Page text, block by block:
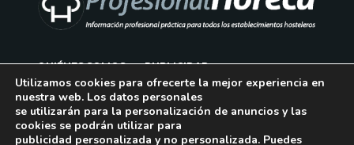
QUIÉNES SOMOS PUBLICIDAD
AVISO LEGAL
POLÍTICA DE COOKIES
Utilizamos cookies para ofrecerte la mejor experiencia en
nuestra web. Los datos personales
se utilizarán para la personalización de anuncios y las
cookies se podrán utilizar para
publicidad personalizada y no personalizada. Puedes